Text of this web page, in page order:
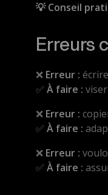
💡 Conseil
Erreurs
❌ Erreur :
✅ À faire :
❌ Erreur :
✅ À faire :
❌ Erreur :
✅ À faire :